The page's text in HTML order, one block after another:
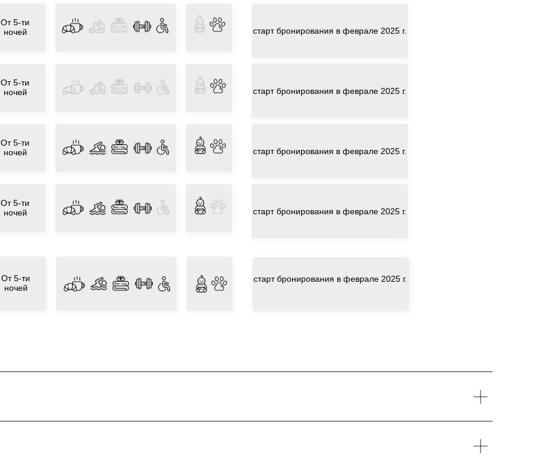
От 5-ти
ночей
старт бронирования в феврале 2025 г.
От 5-ти
ночей
старт бронирования в феврале 2025 г.
От 5-ти
ночей
старт бронирования в феврале 2025 г.
От 5-ти
ночей
старт бронирования в феврале 2025 г.
От 5-ти
ночей
старт бронирования в феврале 2025 г.